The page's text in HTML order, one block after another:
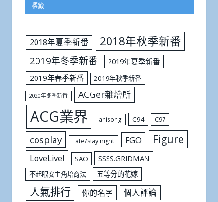
標籤
2018年夏季新番 2018年秋季新番
2019年冬季新番
2019年夏季新番
2019年春季新番
2019年秋季新番
2020年冬季新番 ACGer雜燴所
ACG業界 anisong C94 C97
cosplay Fate/stay night FGO Figure
LoveLive! SAO SSSS.GRIDMAN
不起眼女主角培育法 五等分的花嫁
人氣排行 你的名字 個人評論